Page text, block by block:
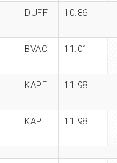
DUFF 10.86
BVAC 11.01
KAPE 11.98
KAPE 11.98